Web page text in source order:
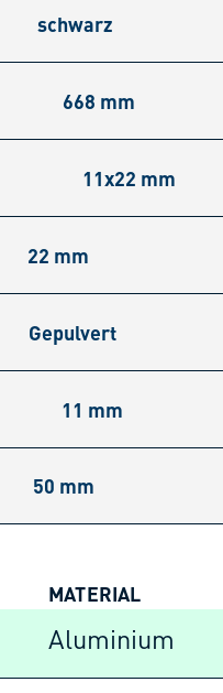
schwarz
668 mm
11x22 mm
22 mm
Gepulvert
11 mm
50 mm
MATERIAL
Aluminium